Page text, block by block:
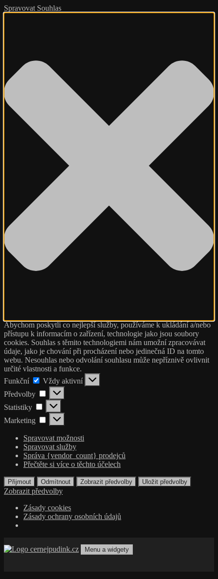
Spravovat Souhlas
Abychom poskytli co nejlepší služby, používáme k ukládání a/nebo
přístupu k informacím o zařízení, technologie jako jsou soubory
cookies. Souhlas s těmito technologiemi nám umožní zpracovávat
údaje, jako je chování při procházení nebo jedinečná ID na tomto
webu. Nesouhlas nebo odvolání souhlasu může nepříznivě ovlivnit
určité vlastnosti a funkce.
Funkční
Funkční
Vždy aktivní
Předvolby
Předvolby
Statistiky Statistiky
Marketing Marketing
Spravovat možnosti
Spravovat služby
Správa {vendor_count} prodejců
Přečtěte si více o těchto účelech
Přijmout Odmítnout Zobrazit předvolby Uložit předvolby
Zobrazit předvolby
Zásady cookies
Zásady ochrany osobních údajů
k
Menu a widgety